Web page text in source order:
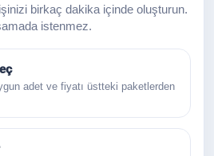
birkaç dakika içinde oluşturun.
istenmez.
adet ve fiyatı üstteki paketlerden